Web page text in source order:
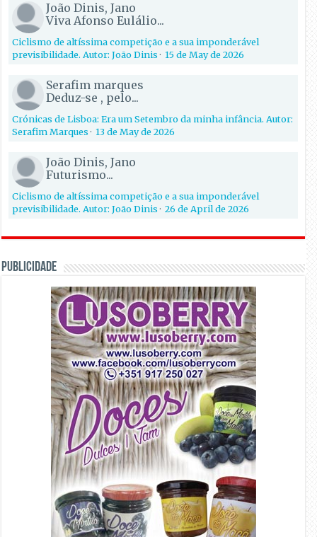
João Dinis, Jano
Viva Afonso Eulálio...
Ciclismo de altíssima competição e a sua imponderável
previsibilidade. Autor: João Dinis·15 de May de 2026
Serafim marques
Deduz-se , pelo...
Crónicas de Lisboa: Era um Setembro da minha infância. Autor:
Serafim Marques·13 de May de 2026
João Dinis, Jano
Futurismo...
Ciclismo de altíssima competição e a sua imponderável
previsibilidade. Autor: João Dinis·26 de April de 2026
PUBLICIDADE